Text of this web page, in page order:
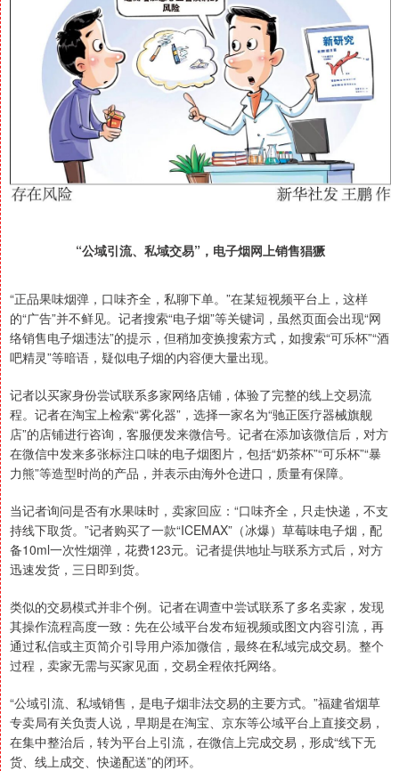
“公域引流、私域交易”，电子烟网上销售猖獗
“正品果味烟弹，口味齐全，私聊下单。”在某短视频平台上，这样
的“广告”并不鲜见。记者搜索“电子烟”等关键词，虽然页面会出现“网
络销售电子烟违法”的提示，但稍加变换搜索方式，如搜索“可乐杯”“酒
吧精灵”等暗语，疑似电子烟的内容便大量出现。
记者以买家身份尝试联系多家网络店铺，体验了完整的线上交易流
程。记者在淘宝上检索“雾化器”，选择一家名为“驰正医疗器械旗舰
店”的店铺进行咨询，客服便发来微信号。记者在添加该微信后，对方
在微信中发来多张标注口味的电子烟图片，包括“奶茶杯”“可乐杯”“暴
力熊”等造型时尚的产品，并表示由海外仓进口，质量有保障。
当记者询问是否有水果味时，卖家回应：“口味齐全，只走快递，不支
持线下取货。”记者购买了一款“ICEMAX”（冰爆）草莓味电子烟，配
备10ml一次性烟弹，花费123元。记者提供地址与联系方式后，对方
迅速发货，三日即到货。
类似的交易模式并非个例。记者在调查中尝试联系了多名卖家，发现
其操作流程高度一致：先在公域平台发布短视频或图文内容引流，再
通过私信或主页简介引导用户添加微信，最终在私域完成交易。整个
过程，卖家无需与买家见面，交易全程依托网络。
“公域引流、私域销售，是电子烟非法交易的主要方式。”福建省烟草
专卖局有关负责人说，早期是在淘宝、京东等公域平台上直接交易，
在集中整治后，转为平台上引流，在微信上完成交易，形成“线下无
货、线上成交、快递配送”的闭环。